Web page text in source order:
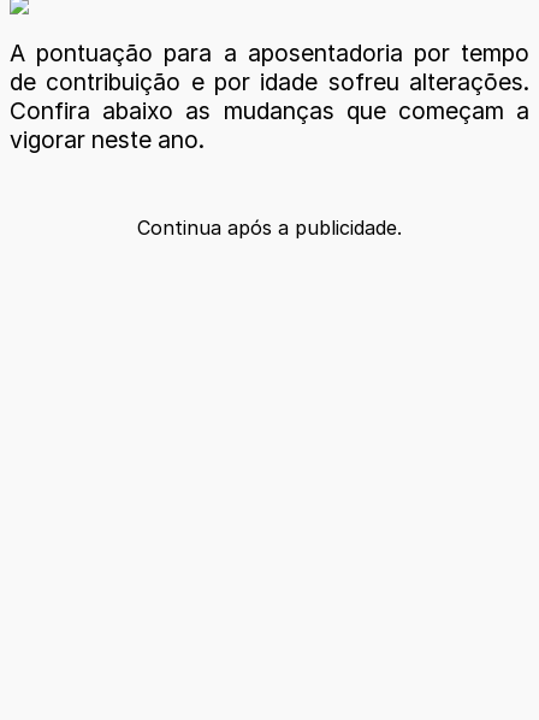
A pontuação para a aposentadoria por tempo
de contribuição e por idade sofreu alterações.
Confira abaixo as mudanças que começam a
vigorar neste ano.
Continua após a publicidade.